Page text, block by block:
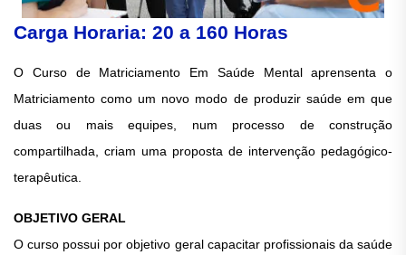
Carga Horaria: 20 a 160 Horas
O Curso de Matriciamento Em Saúde Mental aprensenta o
Matriciamento como um novo modo de produzir saúde em que
duas ou mais equipes, num processo de construção
compartilhada, criam uma proposta de intervenção pedagógico-
terapêutica.
OBJETIVO GERAL
O curso possui por objetivo geral capacitar profissionais da saúde